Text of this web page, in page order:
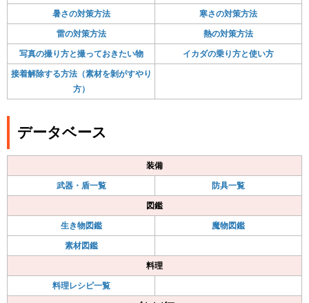
暑さの対策方法
寒さの対策方法
雷の対策方法
熱の対策方法
写真の撮り方と撮っておきたい物
イカダの乗り方と使い方
接着解除する方法（素材を剝がすやり
方）
データベース
装備
武器・盾一覧
防具一覧
図鑑
生き物図鑑
魔物図鑑
素材図鑑
料理
料理レシピ一覧